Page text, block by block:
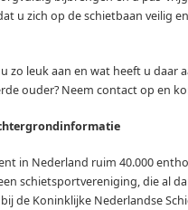
u zich op de schietbaan veilig
zo leuk aan en wat heeft u daar
ouder? Neem contact op en
in Nederland ruim 40.000
schietsportvereniging, die al
de Koninklijke Nederlandse